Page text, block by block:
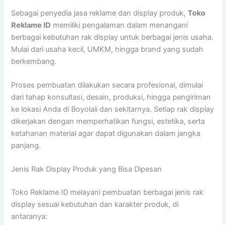
Sebagai penyedia jasa reklame dan display produk,Toko
Reklame ID memiliki pengalaman dalam menangani
berbagai kebutuhan rak display untuk berbagai jenis usaha.
Mulai dari usaha kecil, UMKM, hingga brand yang sudah
berkembang.
Proses pembuatan dilakukan secara profesional, dimulai
dari tahap konsultasi, desain, produksi, hingga pengiriman
ke lokasi Anda di Boyolali dan sekitarnya. Setiap rak display
dikerjakan dengan memperhatikan fungsi, estetika, serta
ketahanan material agar dapat digunakan dalam jangka
panjang.
Jenis Rak Display Produk yang Bisa Dipesan
Toko Reklame ID melayani pembuatan berbagai jenis rak
display sesuai kebutuhan dan karakter produk, di
antaranya: